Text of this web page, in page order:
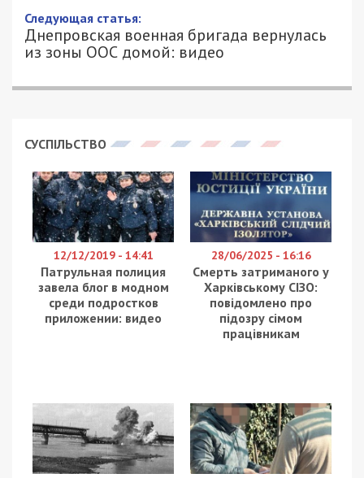
Следующая статья:
Днепровская военная бригада вернулась
из зоны ООС домой: видео
СУСПІЛЬСТВО
12/12/2019 - 14:41
Патрульная полиция
завела блог в модном
среди подростков
приложении: видео
28/06/2025 - 16:16
Смерть затриманого у
Харківському СІЗО:
повідомлено про
підозру сімом
працівникам